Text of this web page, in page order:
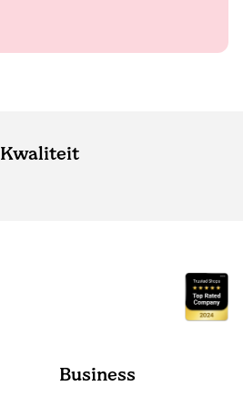
Kwaliteit
Business